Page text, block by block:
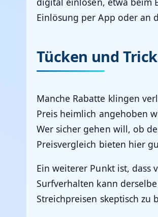
Einlösung per App oder an
Tücken und
Manche Rabatte klingen
Preis heimlich angehoben
Wer sicher gehen will, ob
Preisvergleich bieten hier
Ein weiterer Punkt ist, dass
Surfverhalten kann
Streichpreisen skeptisch zu